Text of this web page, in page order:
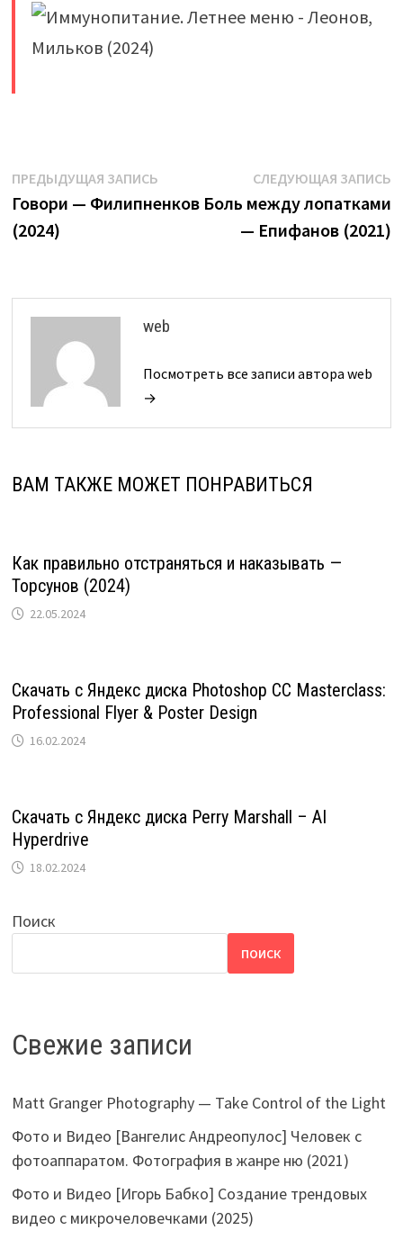
Навигация
по
записям
ПРЕДЫДУЩАЯ ЗАПИСЬПредыдущая
запись:
Говори — Филипненков
(2024)
СЛЕДУЮЩАЯ ЗАПИСЬ
Боль между лопатками
— Епифанов (2021)
web
Посмотреть все записи автора web
→
ВАМ ТАКЖЕ МОЖЕТ ПОНРАВИТЬСЯ
Как правильно отстраняться и наказывать —
Торсунов (2024)
22.05.2024
Скачать с Яндекс диска Photoshop CC Masterclass:
Professional Flyer & Poster Design
16.02.2024
Скачать с Яндекс диска Perry Marshall – AI
Hyperdrive
18.02.2024
Поиск
ПОИСК
Свежие записи
Matt Granger Photography — Take Control of the Light
Фото и Видео [Вангелис Андреопулос] Человек с
фотоаппаратом. Фотография в жанре ню (2021)
Фото и Видео [Игорь Бабко] Создание трендовых
видео с микрочеловечками (2025)